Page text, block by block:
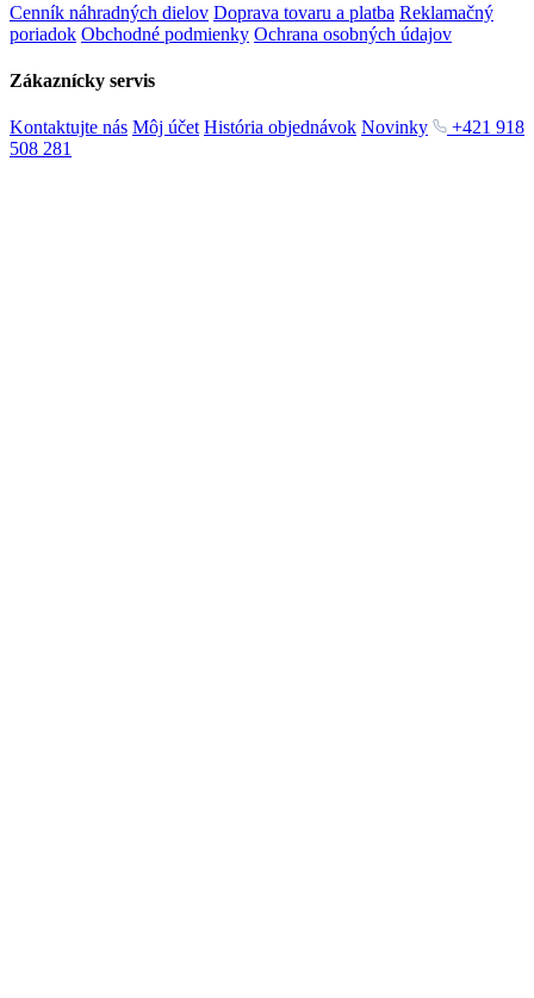
Cenník náhradných dielov Doprava tovaru a platba Reklamačný
poriadok Obchodné podmienky Ochrana osobných údajov
Zákaznícky servis
Kontaktujte nás Môj účet História objednávok Novinky
+421 918
508 281